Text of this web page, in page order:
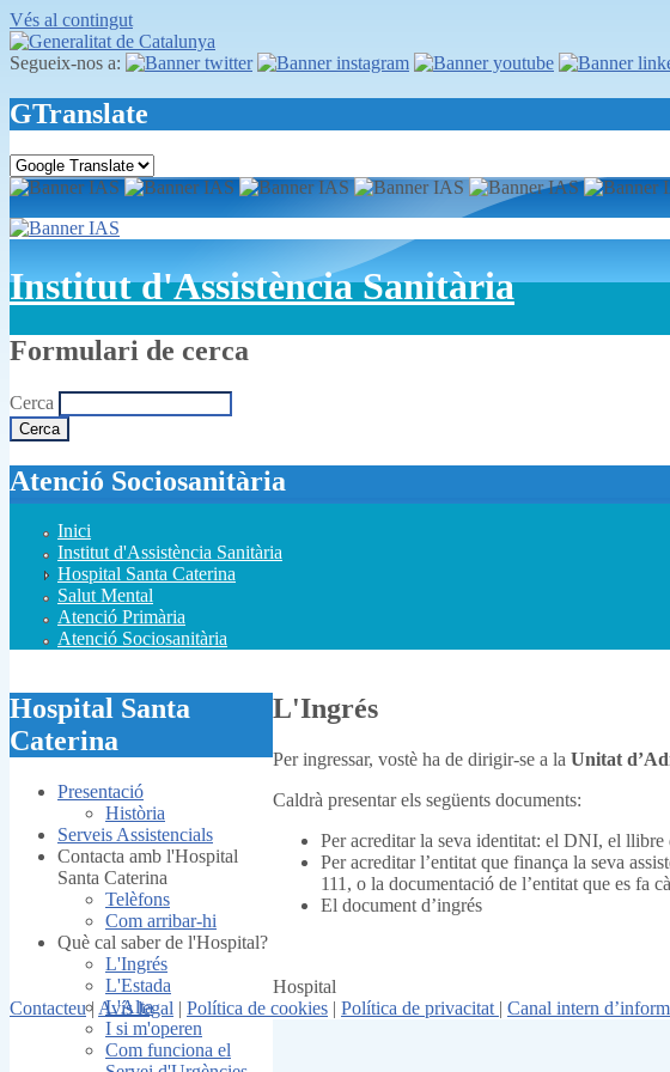
Vés al contingut
Segueix-nos a:
GTranslate
Institut d'Assistència Sanitària
Formulari de cerca
Cerca
Atenció Sociosanitària
Inici
Institut d'Assistència Sanitària
Hospital Santa Caterina
Salut Mental
Atenció Primària
Atenció Sociosanitària
L'Ingrés
Per ingressar, vostè ha de dirigir-se a la Unitat
Caldrà presentar els següents documents:
Per acreditar la seva identitat: el DNI, el llibre
Per acreditar l’entitat que finança la seva
111, o la documentació de l’entitat que es fa
El document d’ingrés
Hospital
Hospital Santa
Caterina
Presentació
Història
Serveis Assistencials
Contacta amb l'Hospital
Santa Caterina
Telèfons
Com arribar-hi
Què cal saber de l'Hospital?
L'Ingrés
L'Estada
L'Alta
I si m'operen
Com funciona el
Contacteu| Avís legal | Política de cookies | Política de privacitat | Canal intern